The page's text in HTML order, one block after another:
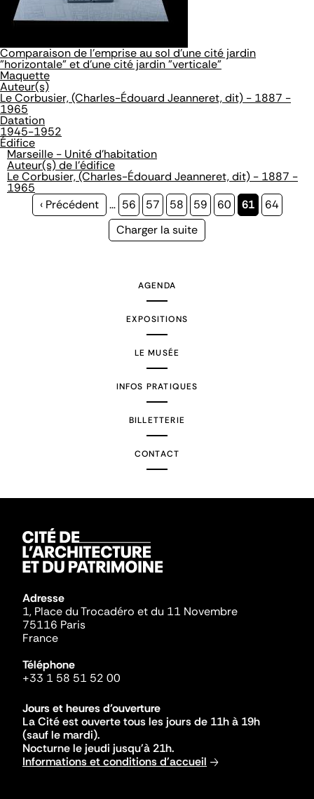
Comparaison de l'emprise au sol d'une cité jardin
"horizontale" et d'une cité jardin "verticale"
Maquette
Auteur(s)
Le Corbusier, (Charles-Édouard Jeanneret, dit) - 1887 -
1965
Datation
1945-1952
Édifice
Marseille - Unité d'habitation
Auteur(s) de l'édifice
Le Corbusier, (Charles-Édouard Jeanneret, dit) - 1887 -
1965
Page
‹ Précédent … Page
56 Page
57 Page
58 Page
59 Page
60
Page
61 Page
64
Page
Charger la suite
AGENDA
EXPOSITIONS
LE MUSÉE
INFOS PRATIQUES
BILLETTERIE
CONTACT
Adresse
1, Place du Trocadéro et du 11 Novembre
75116 Paris
France
Téléphone
+33 1 58 51 52 00
Jours et heures d'ouverture
La Cité est ouverte tous les jours de 11h à 19h
(sauf le mardi).
Nocturne le jeudi jusqu'à 21h.
Informations et conditions d'accueil